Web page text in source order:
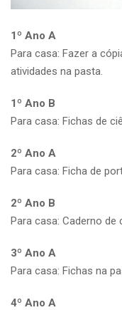
1º Ano A
Para casa: Fazer a
atividades na pasta.
1º Ano B
Para casa: Fichas de
2º Ano A
Para casa: Ficha de
2º Ano B
Para casa: Caderno de
3º Ano A
Para casa: Fichas na
4º Ano A